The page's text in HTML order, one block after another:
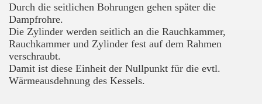
Durch die seitlichen Bohrungen gehen später die
Dampfrohre.
Die Zylinder werden seitlich an die Rauchkammer,
Rauchkammer und Zylinder fest auf dem Rahmen
verschraubt.
Damit ist diese Einheit der Nullpunkt für die evtl.
Wärmeausdehnung des Kessels.